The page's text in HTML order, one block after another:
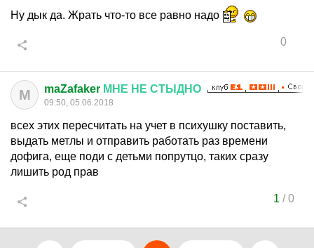
Ну дык да. Жрать что-то все равно надо
0
M maZafaker МНЕ НЕ СТЫДНО
09:50, 05.06.2018
всех этих пересчитать на учет в психушку поставить,
выдать метлы и отправить работать раз времени
дофига, еще поди с детьми попрутцо, таких сразу
лишить род прав
1 /0